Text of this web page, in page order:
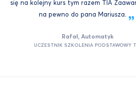
się na kolejny kurs tym razem TIA
na pewno do pana Mariusza.
Rafał, Automatyk
UCZESTNIK SZKOLENIA PODSTAWOWY